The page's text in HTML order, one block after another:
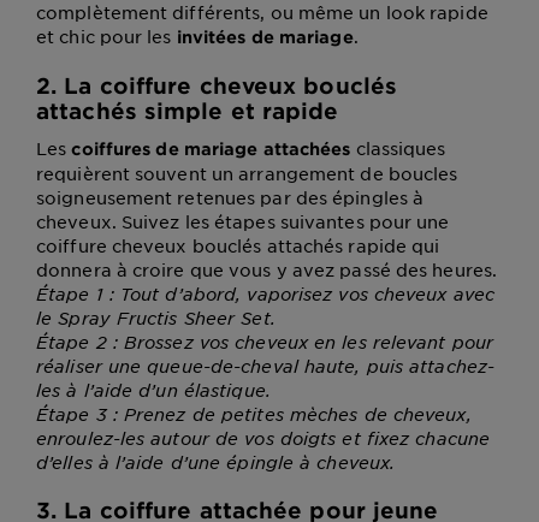
complètement différents, ou même un look rapide
et chic pour les invitées de mariage.
2. La coiffure cheveux bouclés
attachés simple et rapide
Lescoiffures de mariage attachées classiques
requièrent souvent un arrangement de boucles
soigneusement retenues par des épingles à
cheveux. Suivez les étapes suivantes pour une
coiffure cheveux bouclés attachés rapide qui
donnera à croire que vous y avez passé des heures.
Étape 1 : Tout d’abord, vaporisez vos cheveux avec
le Spray Fructis Sheer Set.
Étape 2 : Brossez vos cheveux en les relevant pour
réaliser une queue-de-cheval haute, puis attachez-
les à l’aide d’un élastique.
Étape 3 : Prenez de petites mèches de cheveux,
enroulez-les autour de vos doigts et fixez chacune
d’elles à l’aide d’une épingle à cheveux.
3. La coiffure attachée pour jeune